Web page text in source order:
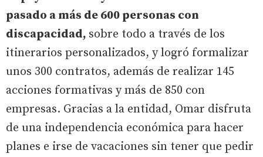
pasado a más de 600 personas con
discapacidad, sobre todo a través de los
itinerarios personalizados, y logró formalizar
unos 300 contratos, además de realizar 145
acciones formativas y más de 850 con
empresas. Gracias a la entidad, Omar disfruta
de una independencia económica para hacer
planes e irse de vacaciones sin tener que pedir